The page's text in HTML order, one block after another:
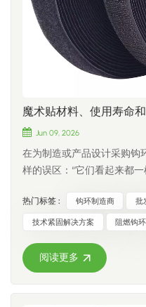
的阻燃性能适合日常使用适
尺寸选择丰富可应要求提供
为全球客户生产高质量的钩
供：质量始终如一可靠的紧
可选OEM和自有品牌服务
都能提供满足您需求的产品
个项目都不一样，选择合适
背靠背钩环选项的信息。
场景的解决方案。 常问问题
什么区别？主要区别在于材
般用途的电缆管理，而UL
的应用而设计。 何时应该
规范、客户要求或行业标准
料，那么UL 94 V-2材料可
魔术贴材料、使用寿命
Jun 09, 2026
在为制造或产品设计采购钩
样的误区：“它们看起来都
或许能让你前期节省几分钱
会让你日后损失数千美元
及它们的理想应用。 1. 阻
设计 在高风险环境中，安
热门标签 : 钩环制造商 批
技术紧固解决方案 阻燃钩环
阅读更多